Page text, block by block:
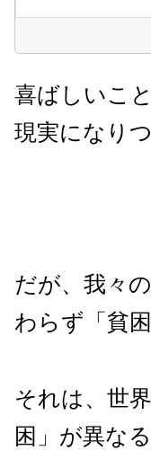
喜ばしいこ
現実になり
だが、我々
わらず「貧
それは、世
困」が異な